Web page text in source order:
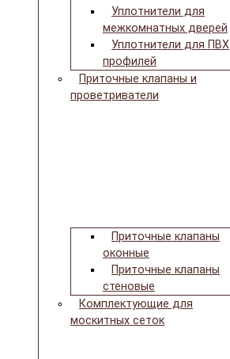
Уплотнители для
межкомнатных дверей
Уплотнители для ПВХ
профилей
Приточные клапаны и
проветриватели
Приточные клапаны
оконные
Приточные клапаны
стеновые
Комплектующие для
москитных сеток